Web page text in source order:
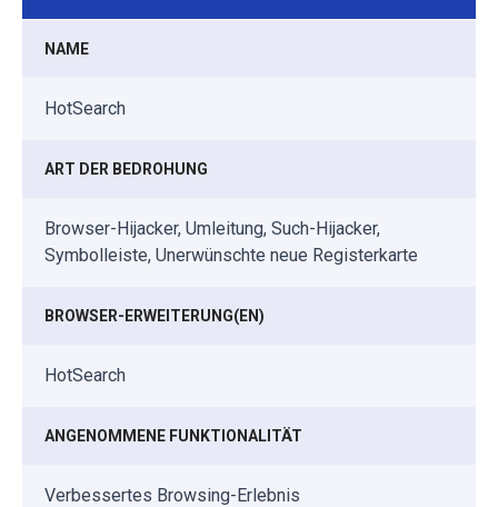
NAME
HotSearch
ART DER BEDROHUNG
Browser-Hijacker, Umleitung, Such-Hijacker,
Symbolleiste, Unerwünschte neue Registerkarte
BROWSER-ERWEITERUNG(EN)
HotSearch
ANGENOMMENE FUNKTIONALITÄT
Verbessertes Browsing-Erlebnis